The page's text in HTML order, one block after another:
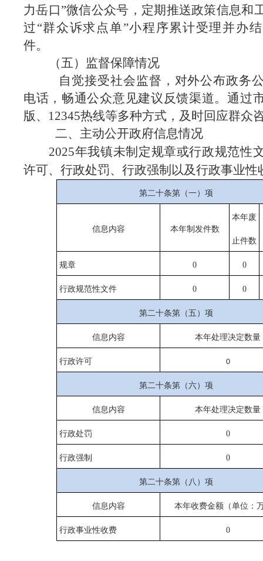
力岳口”微信公众号，定期推送政策信息和
过“群众诉求点单”小程序累计受理并办
件。
（五）监督保障情况
自觉接受社会监督，对外公布政务
电话，畅通公众意见建议反馈渠道。通过
版、12345热线等多种方式，及时回应群众
二、主动公开政府信息情况
2025年我镇未制定规章或行政规范性
许可、行政处罚、行政强制以及行政事业性
第二十条第（一）项
信息内容 本年制发件数
本年废
止件数
规章 0 0
行政规范性文件 0 0
第二十条第（五）项
信息内容 本年处理决定数量
行政许可 0
第二十条第（六）项
信息内容 本年处理决定数量
行政处罚 0
行政强制 0
第二十条第（八）项
信息内容 本年收费金额（单位：
行政事业性收费 0